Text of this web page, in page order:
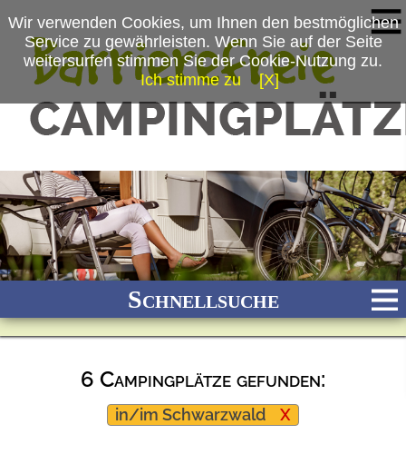
Schnellsuche
Fluss Meer Gebirge See
Wald/Wiesen
Ganzjährig geöffnet
Barrierefreie Campingplätze
6 Campingplätze gefunden:
in/im Schwarzwald X
Wir verwenden Cookies, um Ihnen den bestmöglichen
Service zu gewährleisten. Wenn Sie auf der Seite
weitersurfen stimmen Sie der Cookie-Nutzung zu.
Ich stimme zu
[X]